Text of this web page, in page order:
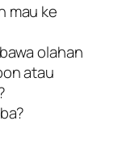
mau ke
olahan
atau